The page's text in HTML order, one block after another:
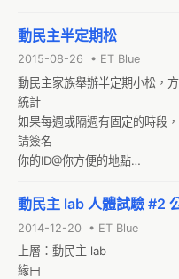
*網路民主研究與資料收集
動民主半定期松
2015-08-26 • ET Blue
動民主家族舉辦半定期小松，
統計
如果每週或隔週有固定的時段
請簽名
你的ID@你方便的地點
動民主 lab 人體試驗 #2
2014-12-20 • ET Blue
上層：動民主 lab
緣由